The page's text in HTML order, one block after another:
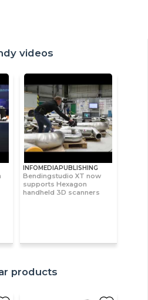
videos
INFOMEDIAPUBLISHING
Bendingstudio XT now
supports Hexagon
handheld 3D scanners
products